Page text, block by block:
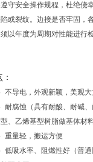
守安全操作规程，杜绝侥
或裂纹。边接是否牢固，
以年度为周期对性能进行
不导电，外观新颖，美观
）耐腐蚀（具有耐酸、耐碱
、乙烯基型树脂做基体材
重量轻，搬运方便
）低吸水率、阻燃性好（普